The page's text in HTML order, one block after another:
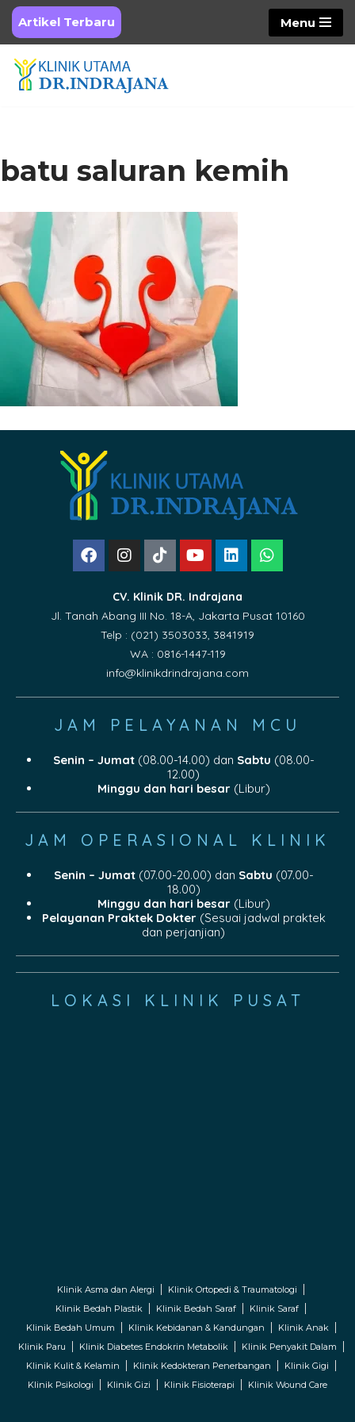
Skip
to
content
Artikel Terbaru Menu
batu saluran kemih
CV. Klinik DR. Indrajana
Jl. Tanah Abang III No. 18-A, Jakarta Pusat 10160
Telp : (021) 3503033, 3841919
WA : 0816-1447-119
info@klinikdrindrajana.com
JAM PELAYANAN MCU
Senin – Jumat(08.00-14.00) dan Sabtu (08.00-
12.00)
Minggu dan hari besar(Libur)
JAM OPERASIONAL KLINIK
Senin – Jumat(07.00-20.00) dan Sabtu (07.00-
18.00)
Minggu dan hari besar(Libur)
Pelayanan Praktek Dokter(Sesuai jadwal praktek
dan perjanjian)
LOKASI KLINIK PUSAT
Klinik Asma dan Alergi
Klinik Ortopedi & Traumatologi
Klinik Bedah Plastik
Klinik Bedah Saraf
Klinik Saraf
Klinik Bedah Umum
Klinik Kebidanan & Kandungan
Klinik Anak
Klinik Paru
Klinik Diabetes Endokrin Metabolik
Klinik Penyakit Dalam
Klinik Kulit & Kelamin
Klinik Kedokteran Penerbangan
Klinik Gigi
Klinik Psikologi
Klinik Gizi Klinik Fisioterapi Klinik Wound Care